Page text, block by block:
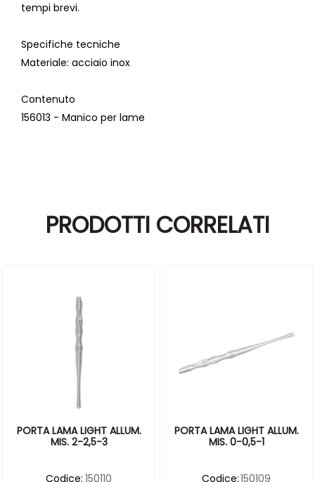
tempi brevi.
Specifiche tecniche
Materiale: acciaio inox
Contenuto
156013 - Manico per lame
PRODOTTI CORRELATI
PORTA LAMA LIGHT ALLUM.
MIS. 2-2,5-3
Codice: 150110
PORTA LAMA LIGHT ALLUM.
MIS. 0-0,5-1
Codice:150109